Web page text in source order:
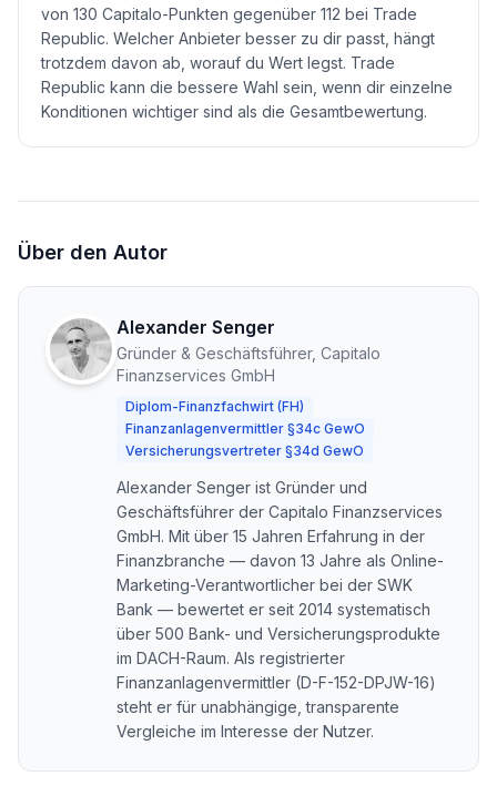
von 130 Capitalo-Punkten gegenüber 112 bei Trade
Republic. Welcher Anbieter besser zu dir passt, hängt
trotzdem davon ab, worauf du Wert legst. Trade
Republic kann die bessere Wahl sein, wenn dir einzelne
Konditionen wichtiger sind als die Gesamtbewertung.
Über den Autor
Alexander Senger
Gründer & Geschäftsführer, Capitalo
Finanzservices GmbH
Diplom-Finanzfachwirt (FH)
Finanzanlagenvermittler §34c GewO
Versicherungsvertreter §34d GewO
Alexander Senger ist Gründer und
Geschäftsführer der Capitalo Finanzservices
GmbH. Mit über 15 Jahren Erfahrung in der
Finanzbranche — davon 13 Jahre als Online-
Marketing-Verantwortlicher bei der SWK
Bank — bewertet er seit 2014 systematisch
über 500 Bank- und Versicherungsprodukte
im DACH-Raum. Als registrierter
Finanzanlagenvermittler (D-F-152-DPJW-16)
steht er für unabhängige, transparente
Vergleiche im Interesse der Nutzer.